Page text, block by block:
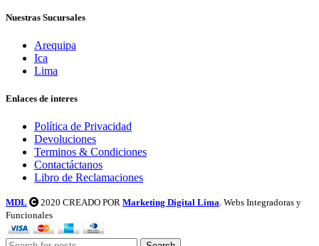
Nuestras Sucursales
Arequipa
Ica
Lima
Enlaces de interes
Política de Privacidad
Devoluciones
Terminos & Condiciones
Contactáctanos
Libro de Reclamaciones
MDL 2020 CREADO POR Marketing Digital Lima. Webs Integradoras y
Funcionales